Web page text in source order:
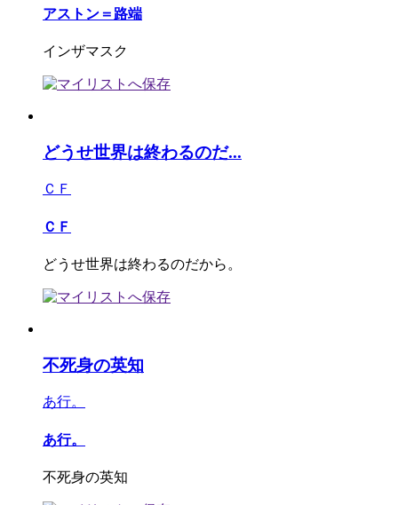
アストン＝路端
インザマスク
どうせ世界は終わるのだ...
ＣＦ
ＣＦ
どうせ世界は終わるのだから。
不死身の英知
あ行。
あ行。
不死身の英知